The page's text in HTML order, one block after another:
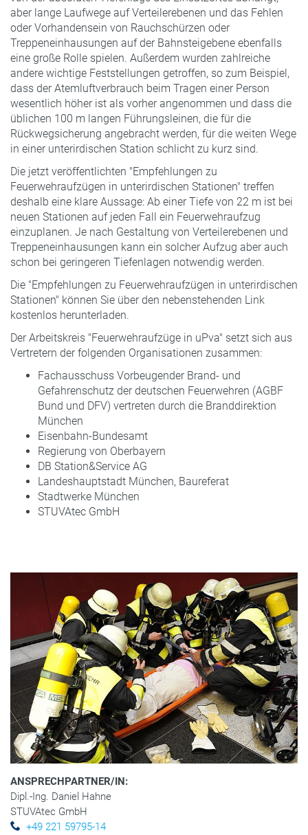
aber lange Laufwege auf Verteilerebenen und das Fehlen
oder Vorhandensein von Rauchschürzen oder
Treppeneinhausungen auf der Bahnsteigebene ebenfalls
eine große Rolle spielen. Außerdem wurden zahlreiche
andere wichtige Feststellungen getroffen, so zum Beispiel,
dass der Atemluftverbrauch beim Tragen einer Person
wesentlich höher ist als vorher angenommen und dass die
üblichen 100 m langen Führungsleinen, die für die
Rückwegsicherung angebracht werden, für die weiten Wege
in einer unterirdischen Station schlicht zu kurz sind.
Die jetzt veröffentlichten "Empfehlungen zu
Feuerwehraufzügen in unterirdischen Stationen" treffen
deshalb eine klare Aussage: Ab einer Tiefe von 22 m ist bei
neuen Stationen auf jeden Fall ein Feuerwehraufzug
einzuplanen. Je nach Gestaltung von Verteilerebenen und
Treppeneinhausungen kann ein solcher Aufzug aber auch
schon bei geringeren Tiefenlagen notwendig werden.
Die "Empfehlungen zu Feuerwehraufzügen in unterirdischen
Stationen" können Sie über den nebenstehenden Link
kostenlos herunterladen.
Der Arbeitskreis "Feuerwehraufzüge in uPva" setzt sich aus
Vertretern der folgenden Organisationen zusammen:
Fachausschuss Vorbeugender Brand- und
Gefahrenschutz der deutschen Feuerwehren (AGBF
Bund und DFV) vertreten durch die Branddirektion
München
Eisenbahn-Bundesamt
Regierung von Oberbayern
DB Station&Service AG
Landeshauptstadt München, Baureferat
Stadtwerke München
STUVAtec GmbH
ANSPRECHPARTNER/IN:
Dipl.-Ing. Daniel Hahne
STUVAtec GmbH
+49 221 59795-14